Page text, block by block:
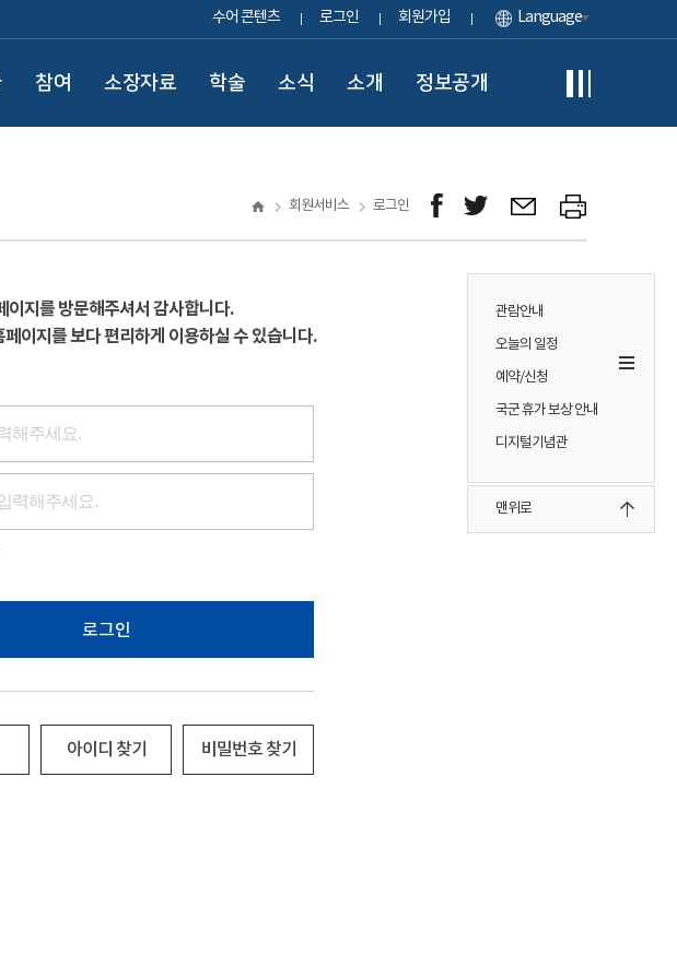
수어 콘텐츠 로그인 회원가입 Language
참여 소장자료 학술 소식 소개 정보공개
관람안내
오늘의 일정
예약/신청
국군 휴가 보상 안내
디지털기념관
맨위로
회원서비스 로그인
이지를 방문해주셔서 감사합니다.
이지를 보다 편리하게 이용하실 수 있습니다.
로그인
아이디 찾기 비밀번호 찾기